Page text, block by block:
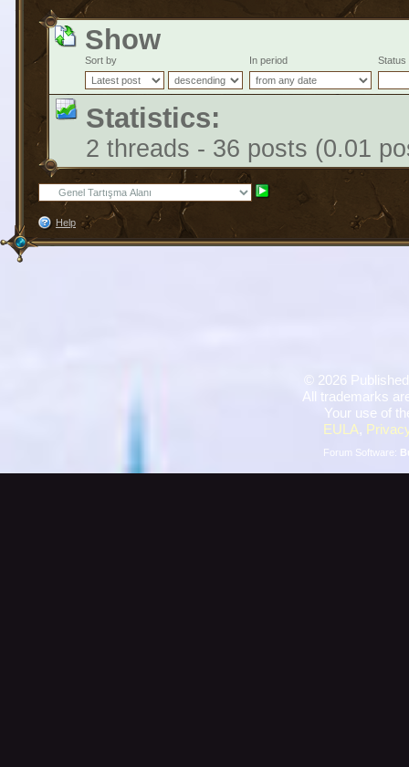
Show
Sort by In period Status
Statistics:
2 threads - 36 posts (0.01
Help
2026
All trademarks
Your use of
EULA,
Forum Software: